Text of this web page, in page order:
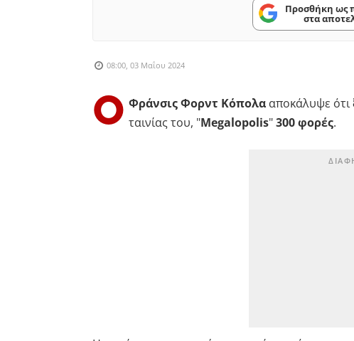
Προσθήκη ως
στα
08:00, 03 Μαΐου 2024
Ο Φράνσις Φορντ Κόπολααποκάλυψε ότι
ταινίας του, "Megalopolis"300 φορές.